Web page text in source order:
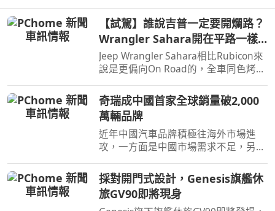
NHTSA也進入調查，之後甚至還擴大範圍和技術工程
分析，如今則確認原因了。【試駕】誰說吉普一定要開爛路？
Wrangler Sahara開在平路一樣
順！
Jeep Wrangler Sahara相比Rubicon來
說是更偏向On Road的，全車同色烤
漆、更大的鋁圈，還有越野設定，但這
不表示Sahara的越野能力就比較弱，
絕大多數的越野路面Sahara還是可以
輕鬆通過，但就跟標題講的一樣…
奇瑞成中國首家全球銷量破2,000
萬輛品牌
近年中國汽車品牌積極往海外市場進
攻，一方面是中國市場需求不足，另一
全球累積銷量突破2,000萬輛，也是第
一家達此成績的中國汽車品牌。
採對開門式設計，Genesis旗艦休
旅GV90即將現身